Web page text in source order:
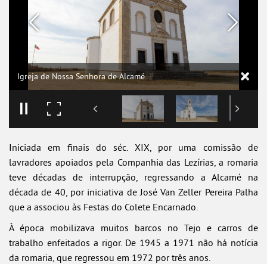
Igreja de Nossa Senhora de Alcamé
Iniciada em finais do séc. XIX, por uma comissão de
lavradores apoiados pela Companhia das Lezírias, a romaria
teve décadas de interrupção, regressando a Alcamé na
década de 40, por iniciativa de José Van Zeller Pereira Palha
que a associou às Festas do Colete Encarnado.
À época mobilizava muitos barcos no Tejo e carros de
trabalho enfeitados a rigor. De 1945 a 1971 não há notícia
da romaria, que regressou em 1972 por três anos.